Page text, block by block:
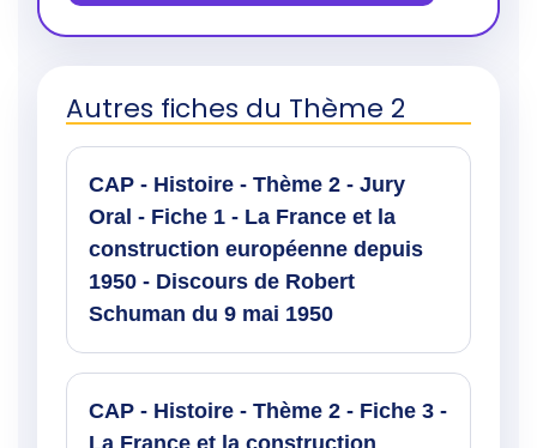
Autres fiches du Thème 2
CAP - Histoire - Thème 2 - Jury
Oral - Fiche 1 - La France et la
construction européenne depuis
1950 - Discours de Robert
Schuman du 9 mai 1950
CAP - Histoire - Thème 2 - Fiche 3 -